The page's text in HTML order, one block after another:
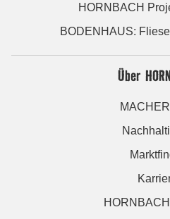
HORNBACH
BODENHAUS:
Über